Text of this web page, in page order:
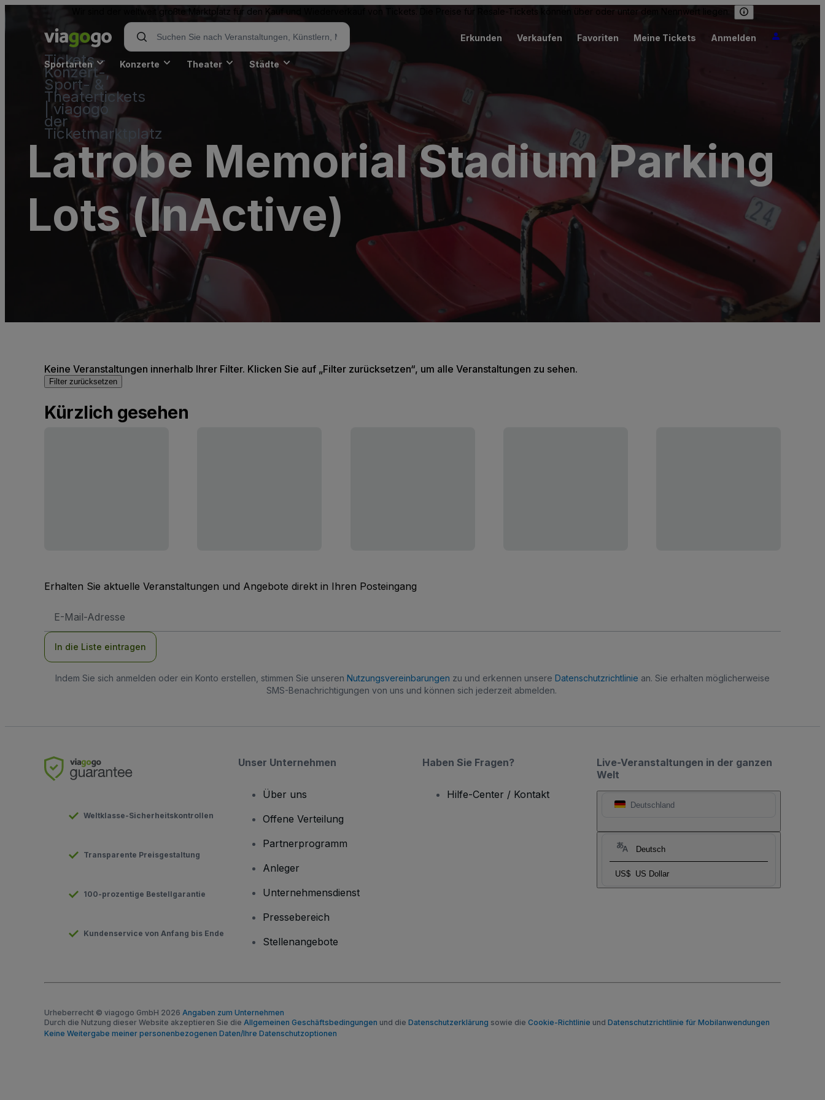
Wir sind der weltweit größte Marktplatz für den Kauf und Wiederverkauf von Tickets. Die Preise für Resale-Tickets können über oder unter dem Nennwert liegen.
Tickets -
Konzert-,
Sport- &
Theatertickets
| viagogo
der
Ticketmarktplatz
Erkunden Verkaufen Favoriten Meine Tickets Anmelden
Sportarten Konzerte Theater Städte
Latrobe Memorial Stadium Parking
Lots (InActive)
Keine Veranstaltungen innerhalb Ihrer Filter. Klicken Sie auf „Filter zurücksetzen“, um alle Veranstaltungen zu sehen.
Filter zurücksetzen
Kürzlich gesehen
Erhalten Sie aktuelle Veranstaltungen und Angebote direkt in Ihren Posteingang
Mail-
In die Liste eintragen
Indem Sie sich anmelden oder ein Konto erstellen, stimmen Sie unseren Nutzungsvereinbarungen zu und erkennen unsere Datenschutzrichtlinie an. Sie erhalten möglicherweise
SMS-Benachrichtigungen von uns und können sich jederzeit abmelden.
Live-Veranstaltungen in der ganzen
Welt
Deutschland
Deutsch
US$ US Dollar
Weltklasse-Sicherheitskontrollen
Transparente Preisgestaltung
100-prozentige Bestellgarantie
Kundenservice von Anfang bis Ende
Unser Unternehmen
Über uns
Offene Verteilung
Partnerprogramm
Anleger
Unternehmensdienst
Pressebereich
Stellenangebote
Haben Sie Fragen?
Hilfe-Center / Kontakt
Urheberrecht © viagogo GmbH 2026 Angaben zum Unternehmen
Durch die Nutzung dieser Website akzeptieren Sie die Allgemeinen Geschäftsbedingungen und die Datenschutzerklärung sowie die Cookie-Richtlinie und Datenschutzrichtlinie für Mobilanwendungen
Keine Weitergabe meiner personenbezogenen Daten/Ihre Datenschutzoptionen